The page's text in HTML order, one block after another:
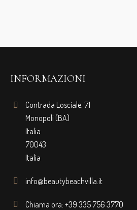
INFORMAZIONI
Contrada Losciale, 71
Monopoli (BA)
Italia
70043
Italia
info@beautybeachvilla.it
Chiama ora: +39 335 756 3770